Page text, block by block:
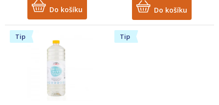
Do košíku Do košíku
Tip Tip